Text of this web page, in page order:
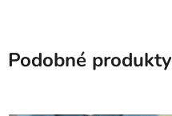
Podobné produkty